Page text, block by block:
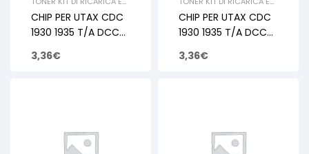
CHIP, TRIUMPH ADLER,
CHIP
CHIP PER UTAX CDC
1930 1935 T/A DCC
3,36€
CHIP, TRIUMPH ADLER,
CHIP
CHIP PER UTAX CDC
1930 1935 T/A DCC
25K
3,36€